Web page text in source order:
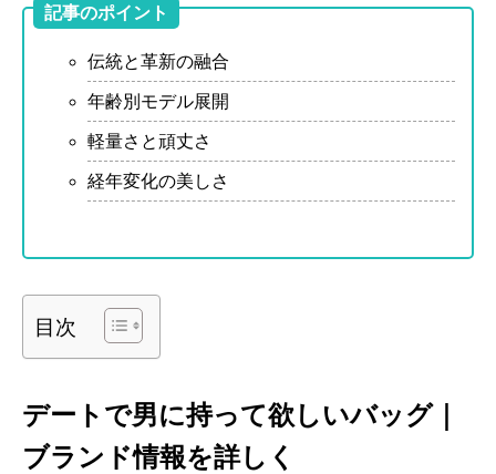
記事のポイント
伝統と革新の融合
年齢別モデル展開
軽量さと頑丈さ
経年変化の美しさ
目次
デートで男に持って欲しいバッグ｜
ブランド情報を詳しく